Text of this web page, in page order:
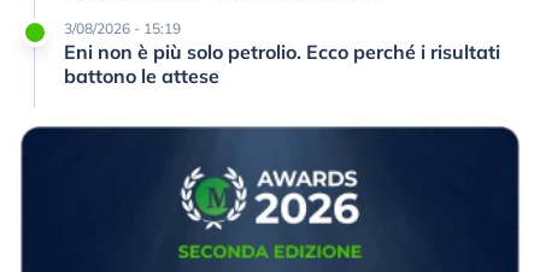
3/08/2026 - 15:19
Eni non è più solo petrolio. Ecco perché i risultati
battono le attese